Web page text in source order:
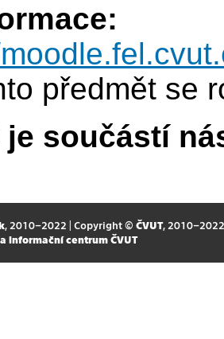
předmět se
je součástí
, 2010–2022 | Copyright © ČVUT, 2010–2022
informační centrum ČVUT